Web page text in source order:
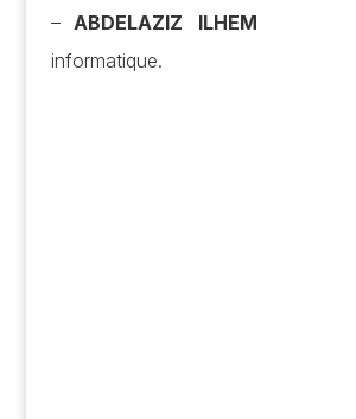
– ABDELAZIZ ILHEM :
informatique.